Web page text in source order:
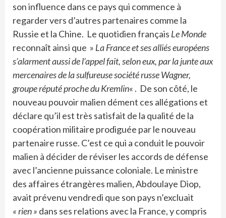
son influence dans ce pays qui commence à
regarder vers d’autres partenaires comme la
Russie et la Chine. Le quotidien français Le Monde
reconnaît ainsi que » La France et ses alliés européens
s’alarment aussi de l’appel fait, selon eux, par la junte aux
mercenaires de la sulfureuse société russe Wagner,
groupe réputé proche du Kremlin« . De son côté, le
nouveau pouvoir malien dément ces allégations et
déclare qu’il est très satisfait de la qualité de la
coopération militaire prodiguée par le nouveau
partenaire russe. C’est ce qui a conduit le pouvoir
malien à décider de réviser les accords de défense
avec l’ancienne puissance coloniale. Le ministre
des affaires étrangères malien, Abdoulaye Diop,
avait prévenu vendredi que son pays n’excluait
« rien » dans ses relations avec la France, y compris